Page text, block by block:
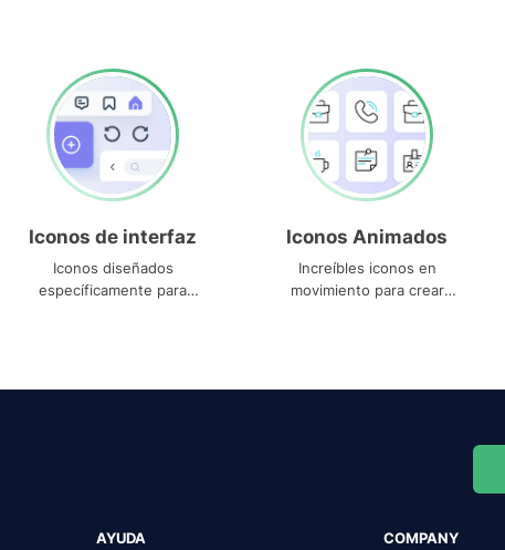
Iconos de interfaz
Iconos diseñados
específicamente para
Iconos Animados
Increíbles iconos en
movimiento para crear
AYUDA COMPANY